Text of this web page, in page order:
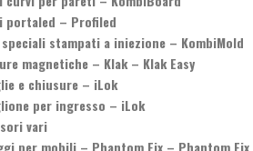
portaled – Profiled
stampati a iniezione – KombiMold
magnetiche – Klak – Klak Easy
e chiusure – iLok
per ingresso – iLok
vari
per mobili – Phantom Fix – Phantom